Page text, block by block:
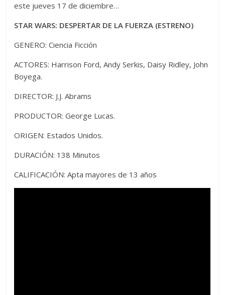
este jueves 17 de diciembre…
STAR WARS: DESPERTAR DE LA FUERZA (ESTRENO)
GENERO: Ciencia Ficción
ACTORES: Harrison Ford, Andy Serkis, Daisy Ridley, John
Boyega.
DIRECTOR: J.J. Abrams
PRODUCTOR: George Lucas.
ORIGEN: Estados Unidos.
DURACIÓN: 138 Minutos
CALIFICACIÓN: Apta mayores de 13 años